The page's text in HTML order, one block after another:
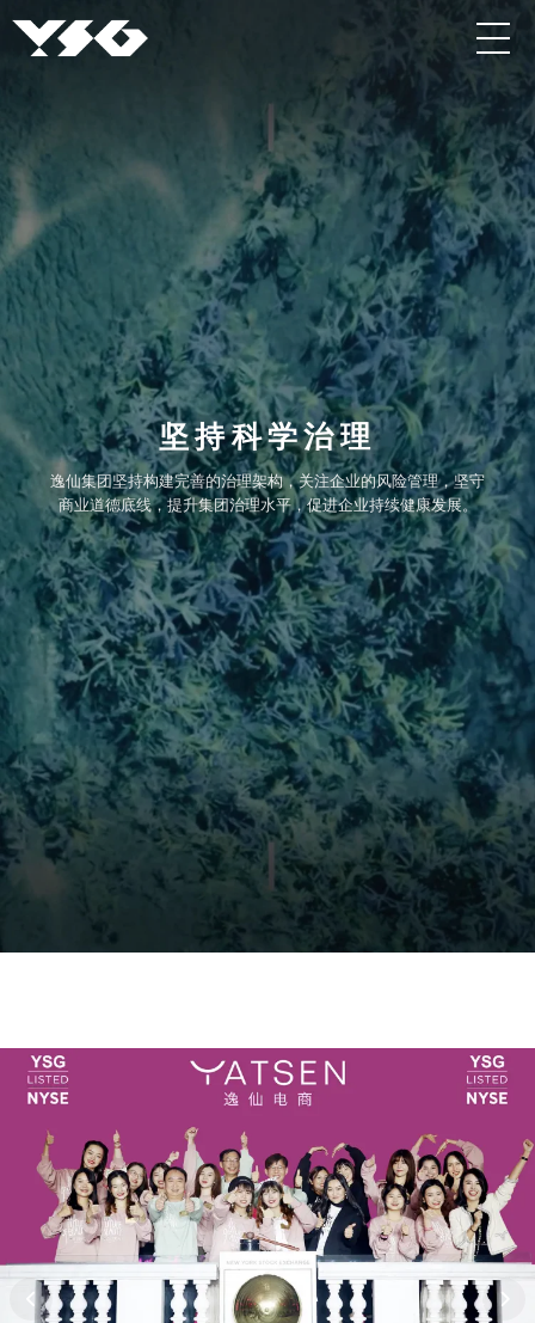
坚持科学治理
逸仙集团坚持构建完善的治理架构，关注企业的风险管理，坚守
商业道德底线，提升集团治理水平，促进企业持续健康发展。